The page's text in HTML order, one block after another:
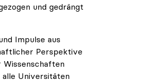
und gedrängt
Impulse aus
Perspektive
Universitäten